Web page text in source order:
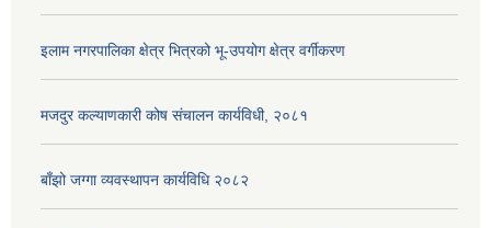
इलाम नगरपालिका क्षेत्र भित्रको भू-उपयोग क्षेत्र वर्गीकरण
मजदुर कल्याणकारी कोष संचालन कार्यविधी, २०८१
बाँझो जग्गा व्यवस्थापन कार्यविधि २०८२